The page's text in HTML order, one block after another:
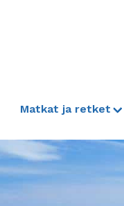
Matkat ja retket